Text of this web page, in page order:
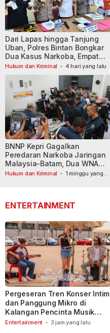
Hukum dan Kriminal - 4 hari yang lalu
Dari Lapas hingga Tanjung
Uban, Polres Bintan Bongkar
Dua Kasus Narkoba, Empat
Tersangka Dibekuk
Hukum dan Kriminal - 1 minggu yang
BNNP Kepri Gagalkan
Peredaran Narkoba Jaringan
Malaysia-Batam, Dua WNA
Masih Diburu
ENTERTAINMENT
Entertainment - 3 jam yang lalu
Pergeseran Tren Konser Intim
dan Panggung Mikro di
Kalangan Pencinta Musik
Indonesia